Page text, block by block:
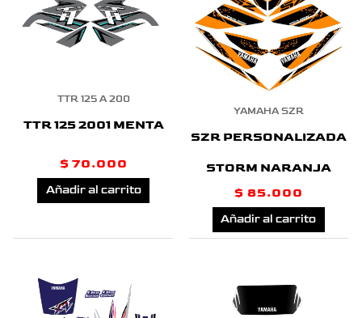
TTR 125 A 200
TTR 125 2001 MENTA
$ 70.000
Añadir al carrito
YAMAHA SZR
SZR PERSONALIZADA
STORM NARANJA
$ 85.000
Añadir al carrito